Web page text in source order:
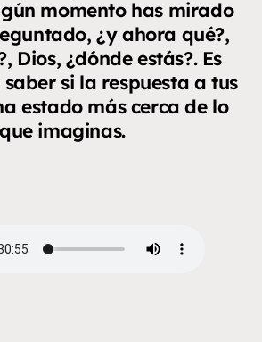
momento has mirado
¿y ahora qué?,
Dios, ¿dónde estás?. Es
si la respuesta a tus
estado más cerca de lo
que imaginas.